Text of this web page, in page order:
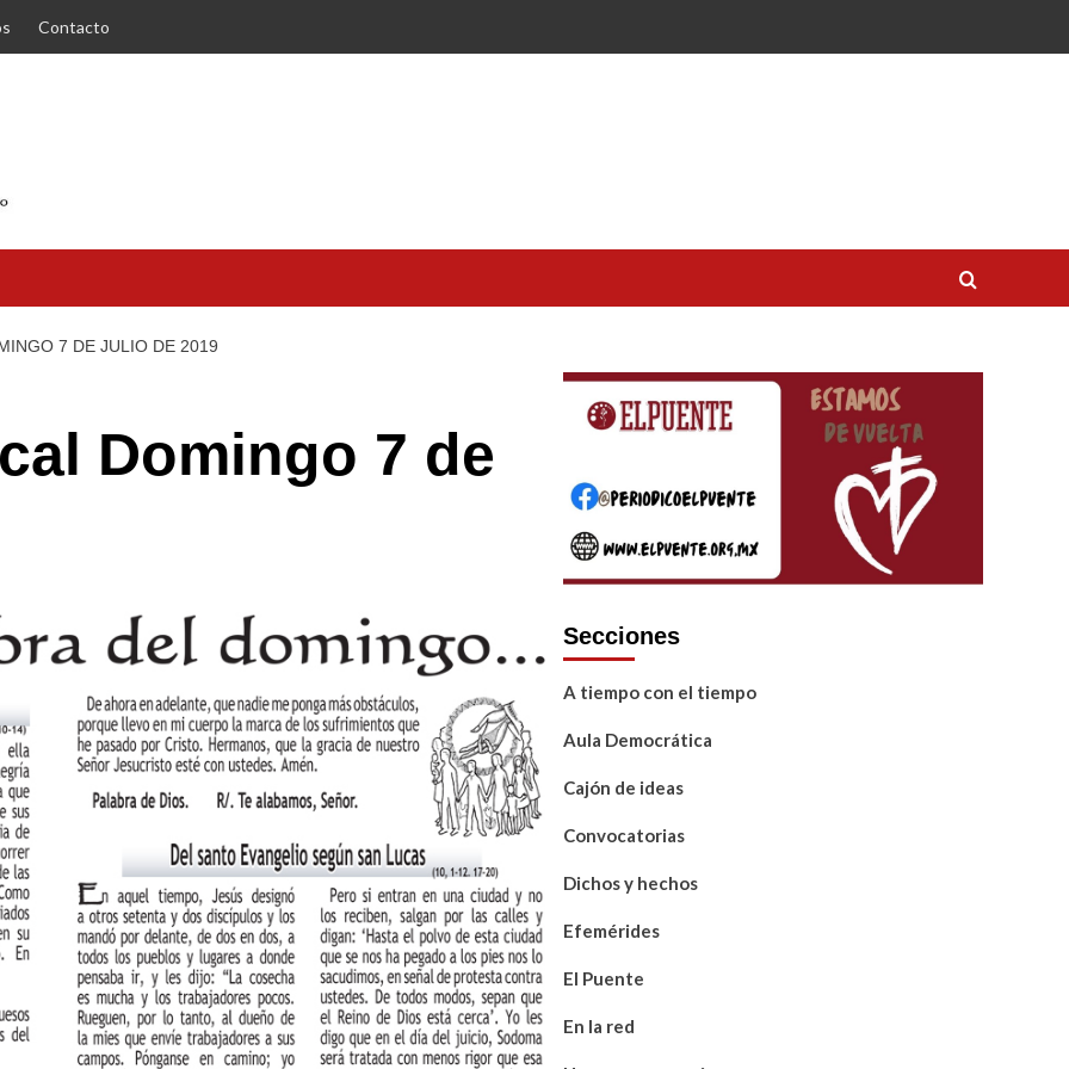
Contacto
7 DE JULIO DE 2019
Domingo 7 de
Secciones
A tiempo con el tiempo
Aula Democrática
Cajón de ideas
Convocatorias
Dichos y hechos
Efemérides
El Puente
En la red